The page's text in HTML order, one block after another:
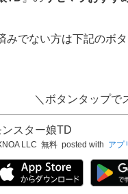
みでない方は下記のボ
＼ボタンタップで
ンスター娘TD
LLC 無料 posted with アプ